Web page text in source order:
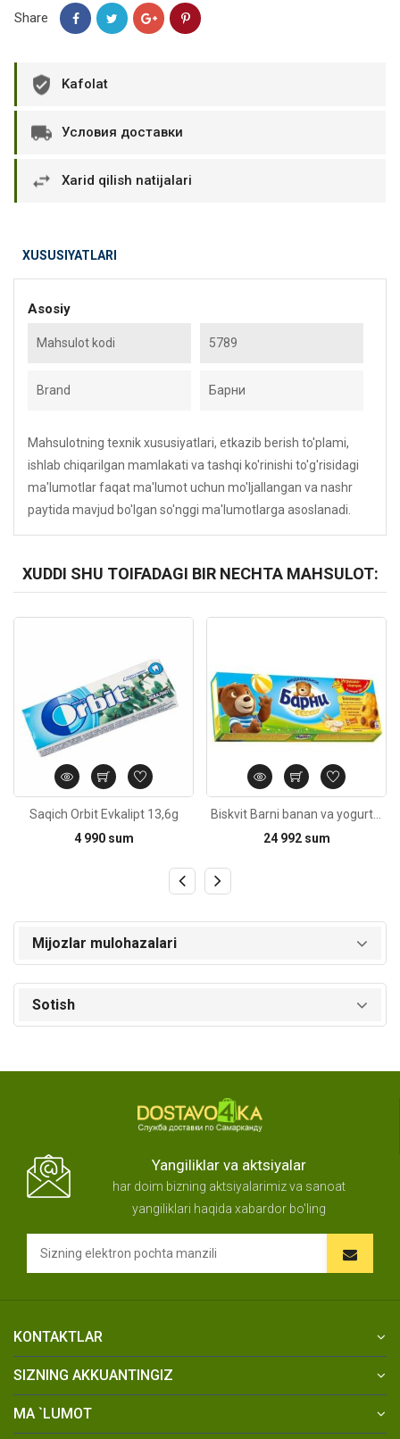
Share
Kafolat
Условия доставки
Xarid qilish natijalari
XUSUSIYATLARI
Asosiy
Mahsulot kodi 5789
Brand Барни
Mahsulotning texnik xususiyatlari, etkazib berish to'plami,
ishlab chiqarilgan mamlakati va tashqi ko'rinishi to'g'risidagi
ma'lumotlar faqat ma'lumot uchun mo'ljallangan va nashr
paytida mavjud bo'lgan so'nggi ma'lumotlarga asoslanadi.
XUDDI SHU TOIFADAGI BIR NECHTA MAHSULOT:
Saqich Orbit Evkalipt 13,6g
4 990 sum
24 992 sum
Mijozlar mulohazalari
Sotish
Yangiliklar va aktsiyalar
har doim bizning aktsiyalarimiz va sanoat
yangiliklari haqida xabardor bo'ling
KONTAKTLAR
SIZNING AKKUANTINGIZ
MA `LUMOT